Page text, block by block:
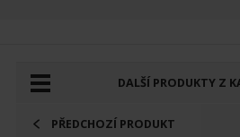
PRODUKTY K POROVNÁNÍ:
DALŠÍ PRODUKTY Z
PŘEDCHOZÍ PRODUKT